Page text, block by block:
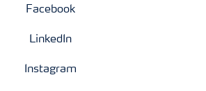
Facebook
LinkedIn
Instagram